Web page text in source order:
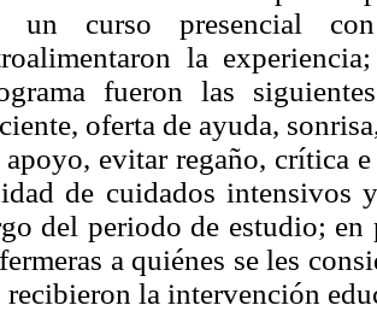
un curso presencial
la
fueron las
oferta de ayuda,
apoyo, evitar regaño, crítica
de cuidados intensivos
del periodo de estudio; en
a quiénes se les
recibieron la intervención